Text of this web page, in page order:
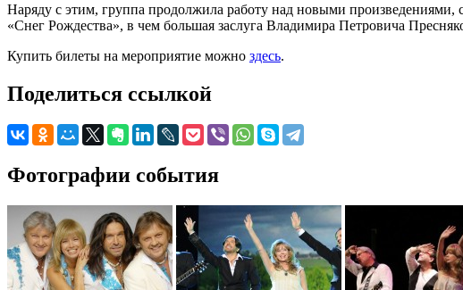
Наряду с этим, группа продолжила работу над новыми произведениями,
«Снег Рождества», в чем большая заслуга Владимира Петровича
Купить билеты на мероприятие можно здесь.
Поделиться ссылкой
Фотографии события